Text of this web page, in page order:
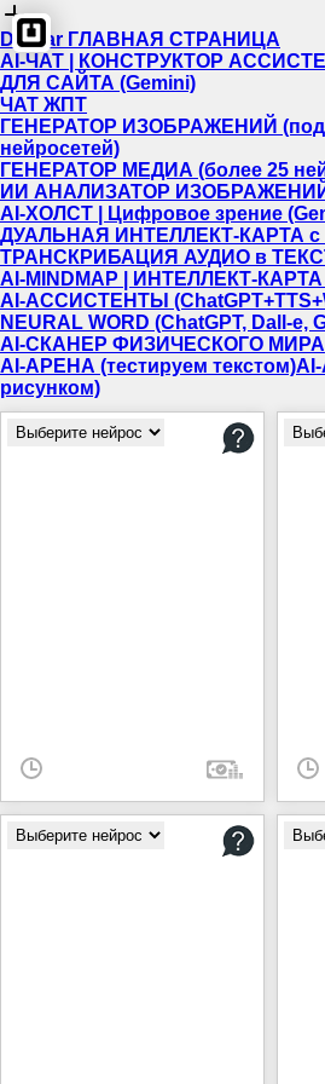
Dewiar ГЛАВНАЯ СТРАНИЦА
AI-ЧАТ | КОНСТРУКТОР
ДЛЯ САЙТА (Gemini)
ЧАТ ЖПТ
ГЕНЕРАТОР ИЗОБРАЖЕНИЙ
нейросетей)
ГЕНЕРАТОР МЕДИА (более 25
ИИ АНАЛИЗАТОР
AI-ХОЛСТ | Цифровое зрение
ДУАЛЬНАЯ ИНТЕЛЛЕКТ-КАРТА c
ТРАНСКРИБАЦИЯ АУДИО в
AI-MINDMAP | ИНТЕЛЛЕКТ-
AI-АССИСТЕНТЫ
NEURAL WORD (ChatGPT, Dall-e,
AI-СКАНЕР ФИЗИЧЕСКОГО МИРА
AI-АРЕНА (тестируем текстом)
рисунком)